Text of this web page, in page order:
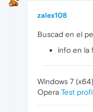
zalex108
Buscad en el
info en la
Windows 7 (x64)
Opera Test